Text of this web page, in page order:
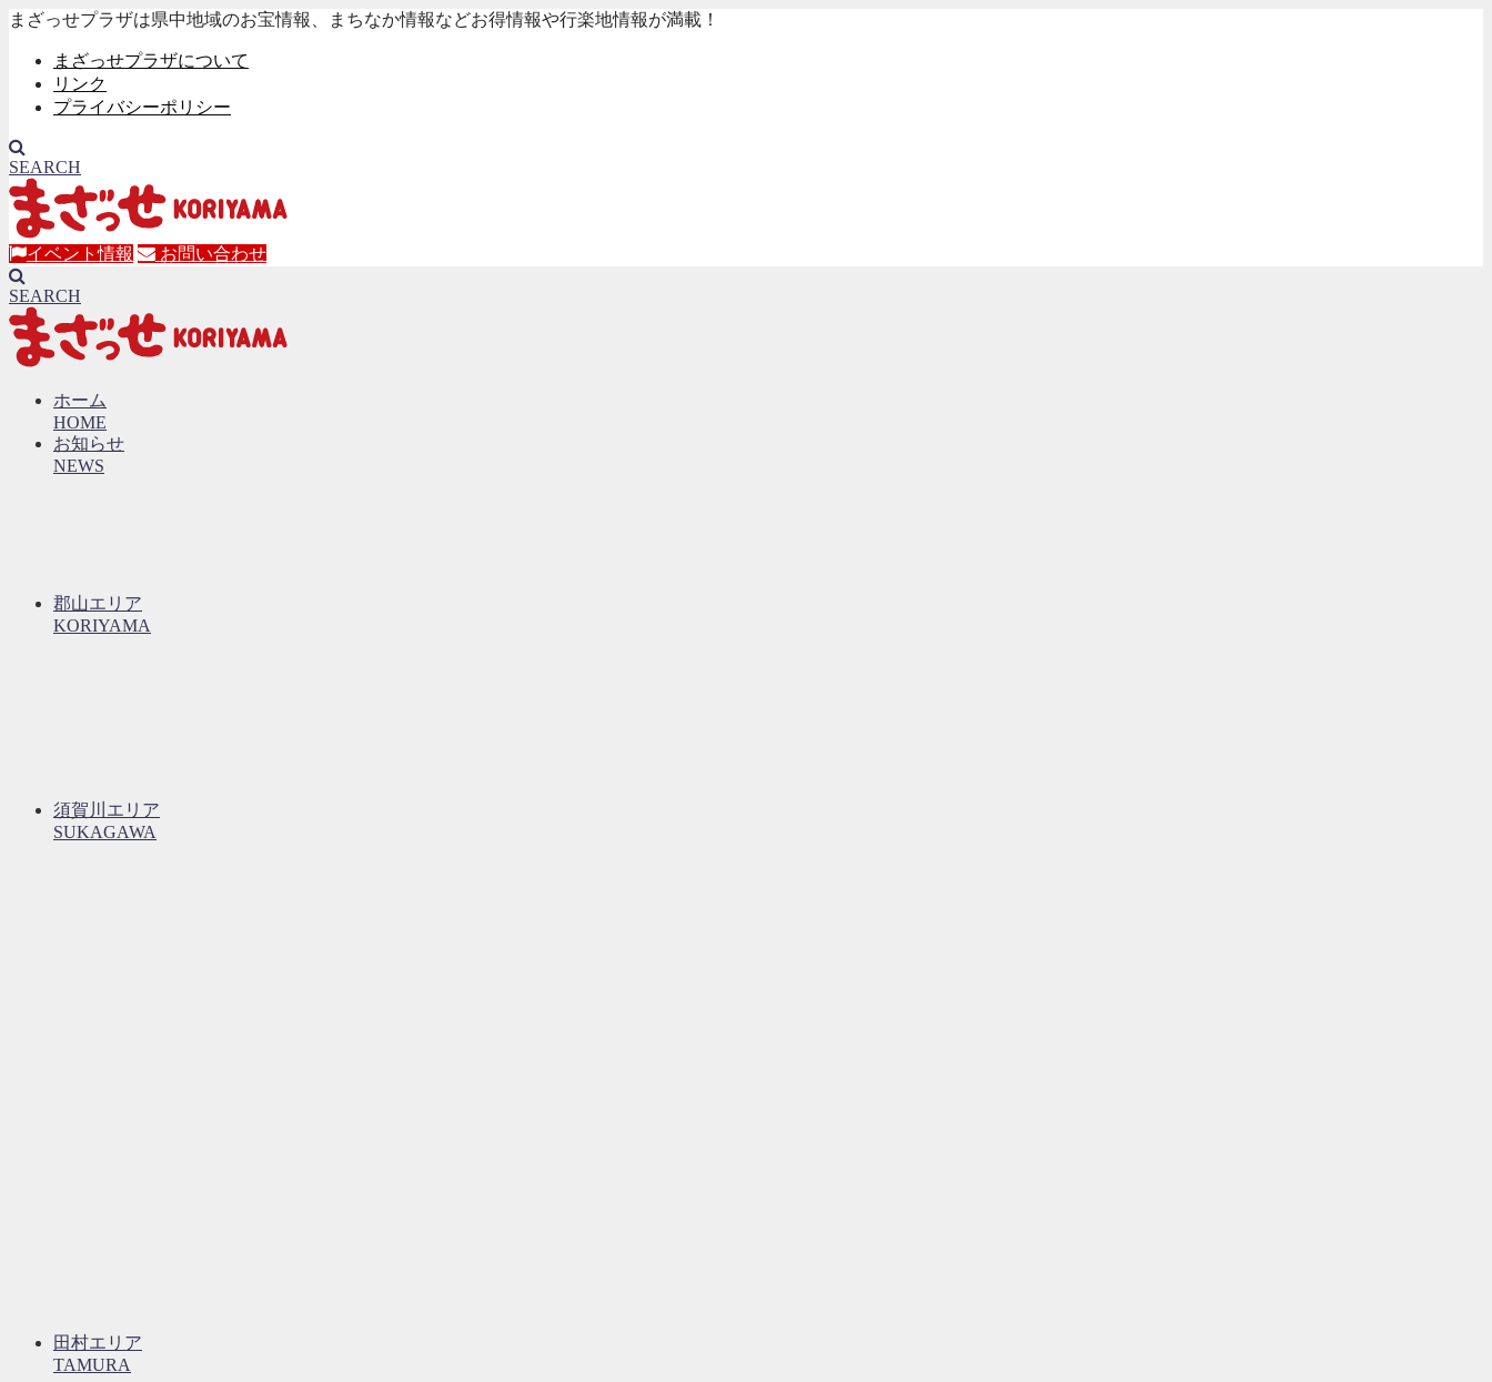
まざっせプラザは県中地域のお宝情報、まちなか情報などお得情報や行楽地情報が満載！
まざっせプラザについて
リンク
プライバシーポリシー
SEARCH
イベント情報 お問い合わせ
SEARCH
ホーム
HOME
お知らせ
NEWS
郡山エリア
KORIYAMA
須賀川エリア
SUKAGAWA
田村エリア
TAMURA